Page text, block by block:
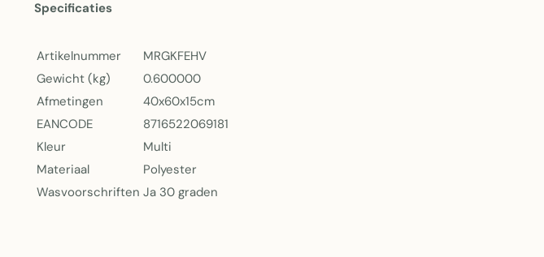
Specificaties
Artikelnummer
MRGKFEHV
Gewicht (kg)
0.600000
Afmetingen
40x60x15cm
EANCODE
8716522069181
Kleur
Multi
Materiaal
Polyester
Wasvoorschriften Ja 30 graden